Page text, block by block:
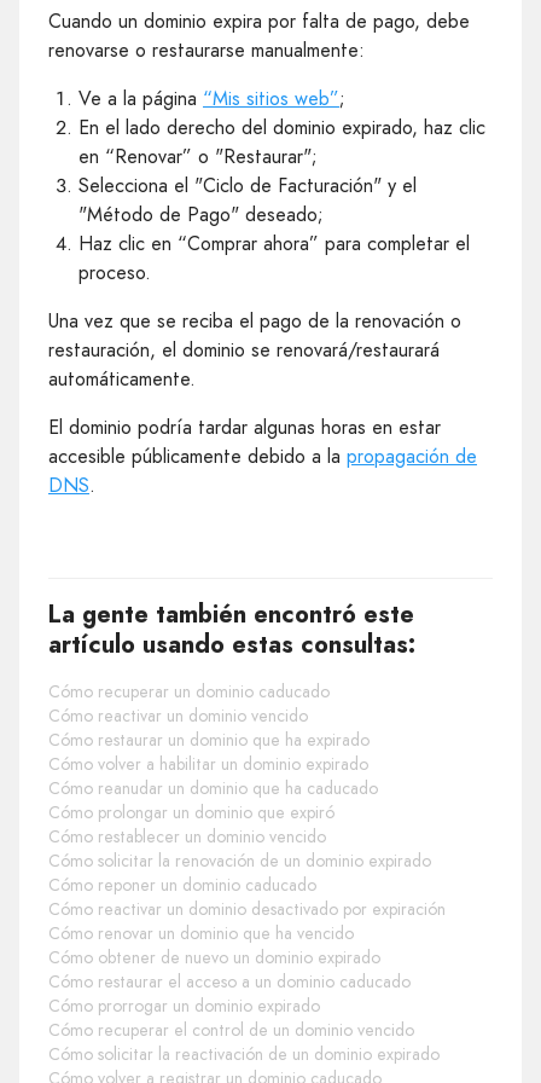
Cuando un dominio expira por falta de pago, debe
renovarse o restaurarse manualmente:
Ve a la página “Mis sitios web”;
En el lado derecho del dominio expirado, haz clic
en “Renovar” o "Restaurar";
Selecciona el "Ciclo de Facturación" y el
"Método de Pago" deseado;
Haz clic en “Comprar ahora” para completar el
proceso.
Una vez que se reciba el pago de la renovación o
restauración, el dominio se renovará/restaurará
automáticamente.
El dominio podría tardar algunas horas en estar
accesible públicamente debido a la propagación de
DNS.
La gente también encontró este
artículo usando estas consultas:
Cómo recuperar un dominio caducado
Cómo reactivar un dominio vencido
Cómo restaurar un dominio que ha expirado
Cómo volver a habilitar un dominio expirado
Cómo reanudar un dominio que ha caducado
Cómo prolongar un dominio que expiró
Cómo restablecer un dominio vencido
Cómo solicitar la renovación de un dominio expirado
Cómo reponer un dominio caducado
Cómo reactivar un dominio desactivado por expiración
Cómo renovar un dominio que ha vencido
Cómo obtener de nuevo un dominio expirado
Cómo restaurar el acceso a un dominio caducado
Cómo prorrogar un dominio expirado
Cómo recuperar el control de un dominio vencido
Cómo solicitar la reactivación de un dominio expirado
Cómo volver a registrar un dominio caducado